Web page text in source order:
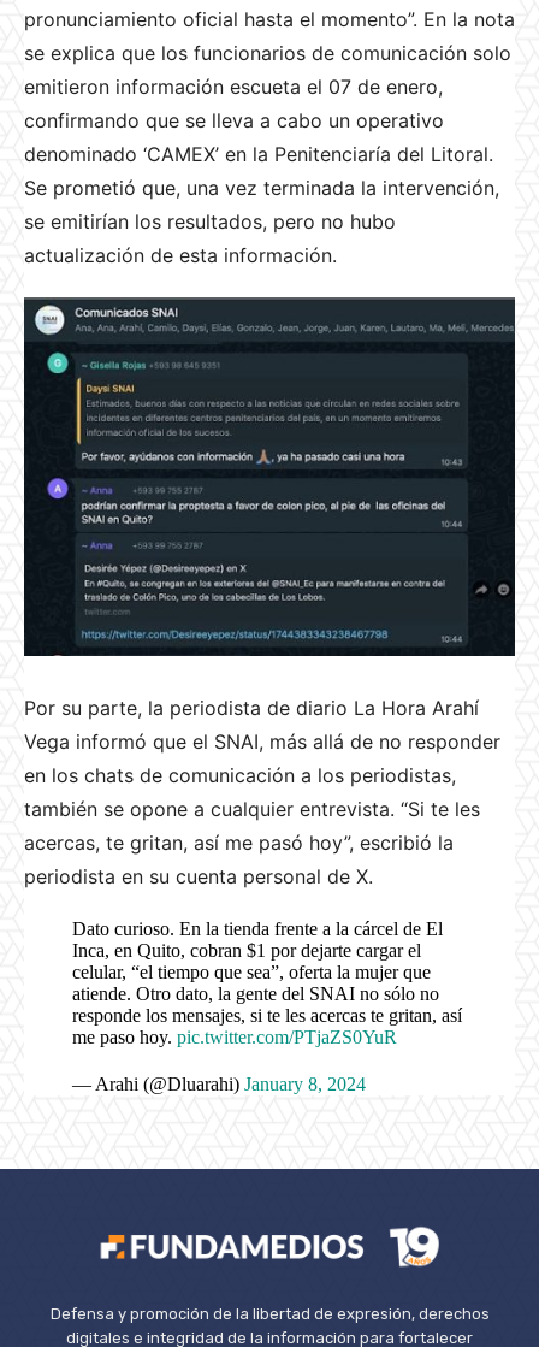
pronunciamiento oficial hasta el momento”. En la nota
se explica que los funcionarios de comunicación solo
emitieron información escueta el 07 de enero,
confirmando que se lleva a cabo un operativo
denominado ‘CAMEX’ en la Penitenciaría del Litoral.
Se prometió que, una vez terminada la intervención,
se emitirían los resultados, pero no hubo
actualización de esta información.
Por su parte, la periodista de diario La Hora Arahí
Vega informó que el SNAI, más allá de no responder
en los chats de comunicación a los periodistas,
también se opone a cualquier entrevista. “Si te les
acercas, te gritan, así me pasó hoy”, escribió la
periodista en su cuenta personal de X.
Dato curioso. En la tienda frente a la cárcel de El
Inca, en Quito, cobran $1 por dejarte cargar el
celular, “el tiempo que sea”, oferta la mujer que
atiende. Otro dato, la gente del SNAI no sólo no
responde los mensajes, si te les acercas te gritan, así
me paso hoy. pic.twitter.com/PTjaZS0YuR
— Arahi (@Dluarahi) January 8, 2024
Defensa y promoción de la libertad de expresión, derechos
digitales e integridad de la información para fortalecer